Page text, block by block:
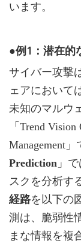
います。
●例1：潜在的
サイバー攻撃
ェアにおいて
未知のマルウ
「Trend
Management
Prediction 」
スクを分析す
経路を以下の
測は、脆弱性
まな情報を複